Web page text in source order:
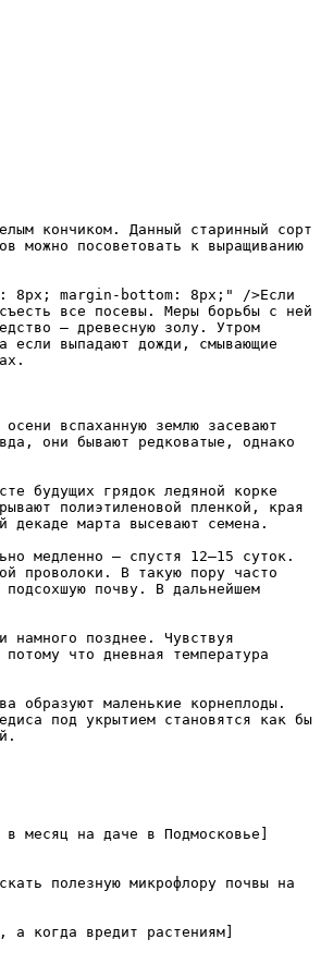
кончиком. Данный старинный сорт
можно посоветовать к выращиванию
margin-bottom: 8px;" />Если
все посевы. Меры борьбы с ней
— древесную золу. Утром
если выпадают дожди, смывающие
они бывают редковатые, однако
полиэтиленовой пленкой, края
декаде марта высевают семена.
проволоки. В такую пору часто
почву. В дальнейшем
что дневная температура
под укрытием становятся как бы
на даче в Подмосковье]
полезную микрофлору почвы на
когда вредит растениям]